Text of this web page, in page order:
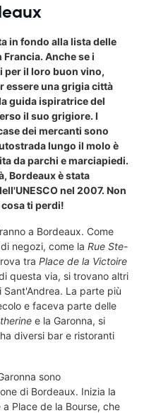
in fondo alla lista delle
Anche se i
per il loro buon vino,
essere una grigia città
guida ispiratrice del
il suo grigiore. I
dei mercanti sono
lungo il molo è
da parchi e marciapiedi.
Bordeaux è stata
nel 2007. Non
ti perdi!
a Bordeaux. Come
negozi, come la Rue Ste-
tra Place de la Victoire
questa via, si trovano altri
La parte più
e faceva parte delle
e la Garonna, si
diversi bar e ristoranti
sono
di Bordeaux. Inizia la
Place de la Bourse, che